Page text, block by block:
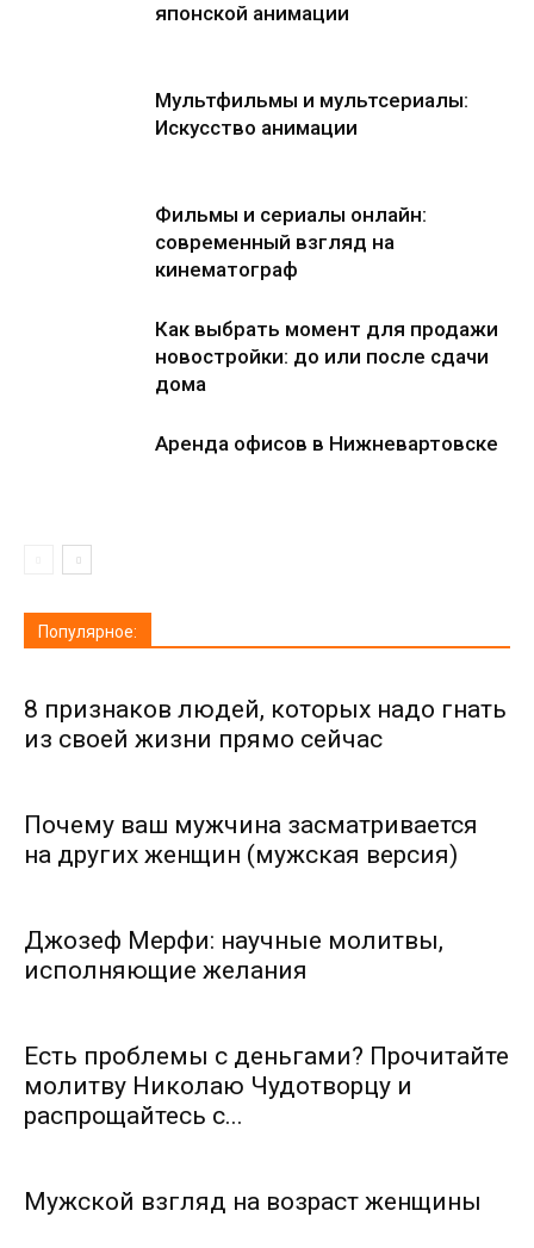
японской анимации
Мультфильмы и мультсериалы:
Искусство анимации
Фильмы и сериалы онлайн:
современный взгляд на
кинематограф
Как выбрать момент для продажи
новостройки: до или после сдачи
дома
Аренда офисов в Нижневартовске
Популярное:
8 признаков людей, которых надо гнать
из своей жизни прямо сейчас
Почему ваш мужчина засматривается
на других женщин (мужская версия)
Джозеф Мерфи: научные молитвы,
исполняющие желания
Есть проблемы с деньгами? Прочитайте
молитву Николаю Чудотворцу и
распрощайтесь с...
Мужской взгляд на возраст женщины